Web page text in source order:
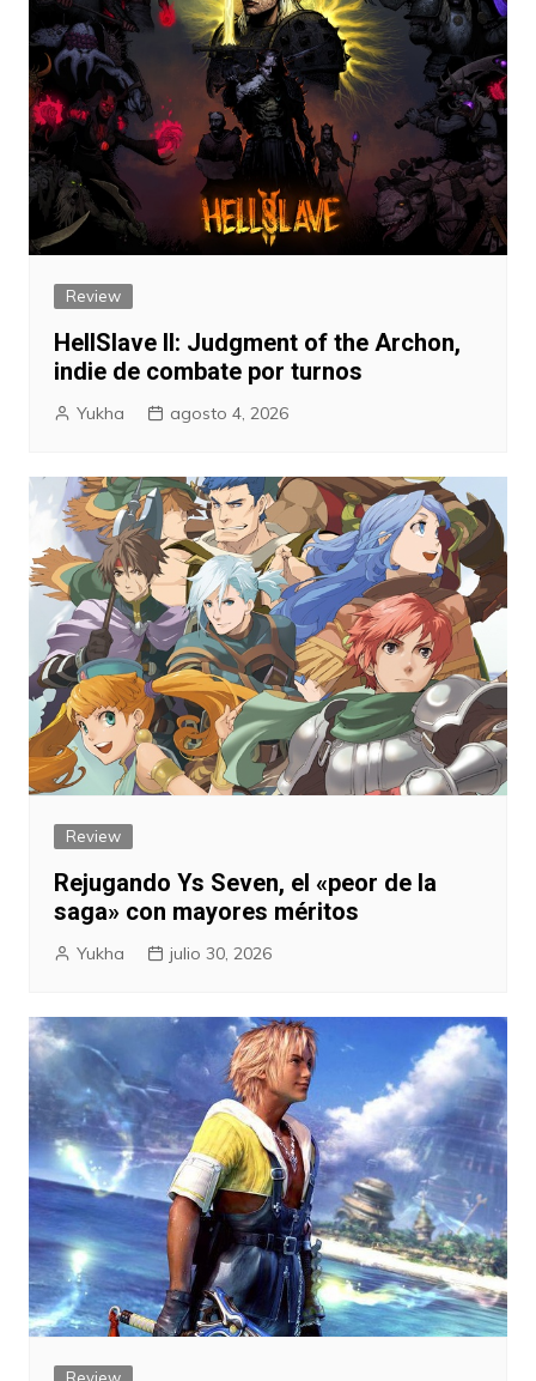
Review
HellSlave II: Judgment of the Archon,
indie de combate por turnos
Yukha agosto 4, 2026
Review
Rejugando Ys Seven, el «peor de la
saga» con mayores méritos
Yukha julio 30, 2026